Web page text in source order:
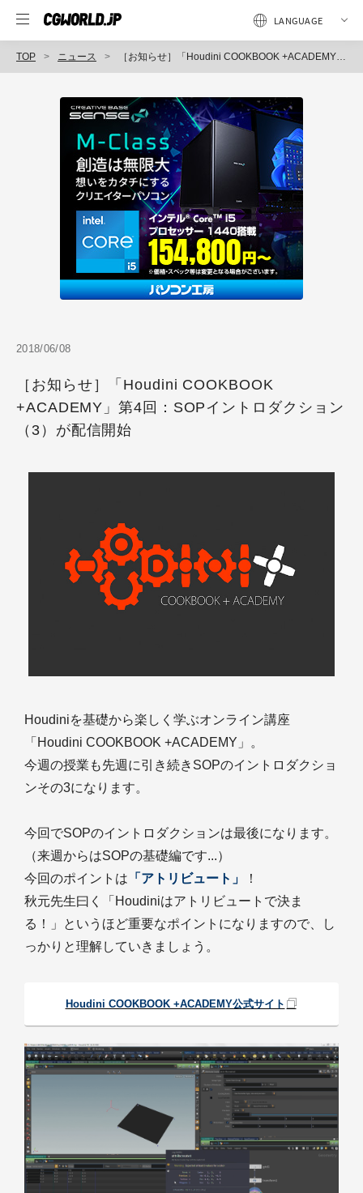
TOP ニュース ［お知らせ］「Houdini COOKBOOK +ACADEMY」第4回：SOPイントロダクション（3）が配信開始
2018/06/08
［お知らせ］「Houdini COOKBOOK
+ACADEMY」第4回：SOPイントロダクション
（3）が配信開始
Houdiniを基礎から楽しく学ぶオンライン講座
「Houdini COOKBOOK +ACADEMY」。
今週の授業も先週に引き続きSOPのイントロダクショ
ンその3になります。
今回でSOPのイントロダクションは最後になります。
（来週からはSOPの基礎編です...）
今回のポイントは 「アトリビュート」
！
秋元先生曰く「Houdiniはアトリビュートで決ま
る！」というほど重要なポイントになりますので、し
っかりと理解していきましょう。
Houdini COOKBOOK +ACADEMY公式サイト